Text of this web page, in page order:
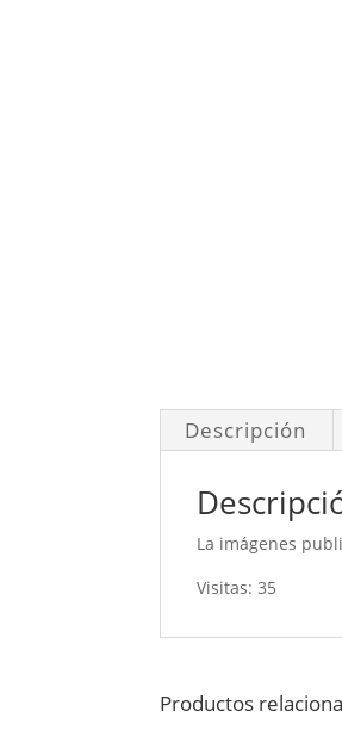
Descripción
La imágenes
Visitas: 35
Productos